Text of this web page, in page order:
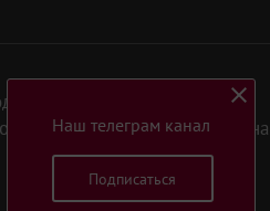
издание «Татарстан»
или их фрагментов ссылка на
Наш телеграм канал
Подписаться